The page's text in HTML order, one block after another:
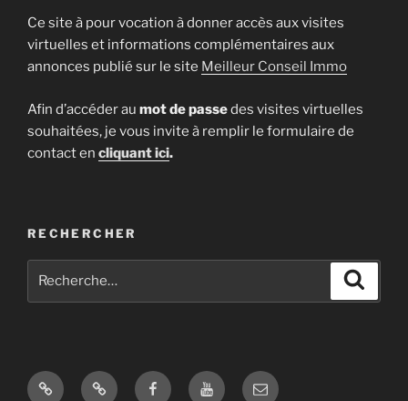
Ce site à pour vocation à donner accès aux visites
virtuelles et informations complémentaires aux
annonces publié sur le site Meilleur Conseil Immo
Afin d’accéder au mot de passedes visites virtuelles
souhaitées, je vous invite à remplir le formulaire de
contact en cliquant ici.
RECHERCHER
Site
Google FacebookYoutubeE-